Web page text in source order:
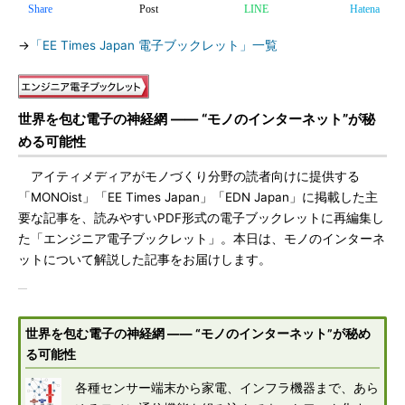
Share Post LINE Hatena
→ 「EE Times Japan 電子ブックレット」一覧
世界を包む電子の神経網 ―― “モノのインターネット”が秘
める可能性
アイティメディアがモノづくり分野の読者向けに提供する
「MONOist」「EE Times Japan」「EDN Japan」に掲載した主
要な記事を、読みやすいPDF形式の電子ブックレットに再編集し
た「エンジニア電子ブックレット」。本日は、モノのインターネ
ットについて解説した記事をお届けします。
世界を包む電子の神経網 ―― “モノのインターネット”が秘め
る可能性
各種センサー端末から家電、インフラ機器まで、あら